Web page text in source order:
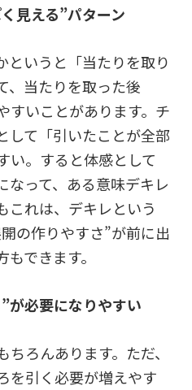
見える”パターン
というと「当たりを取り
、当たりを取った後
すいことがあります。チ
して「引いたことが全部
い。すると体感として
なって、ある意味デキレ
これは、デキレという
の作りやすさ”が前に出
できます。
が必要になりやすい
ろんあります。ただ、
を引く必要が増えやす